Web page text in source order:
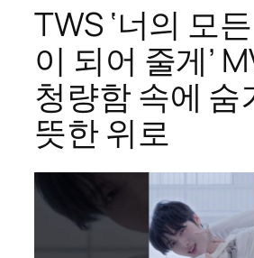
TWS ‘너의 모
이 되어 줄게’
청량함 속에 숨
뜻한 위로